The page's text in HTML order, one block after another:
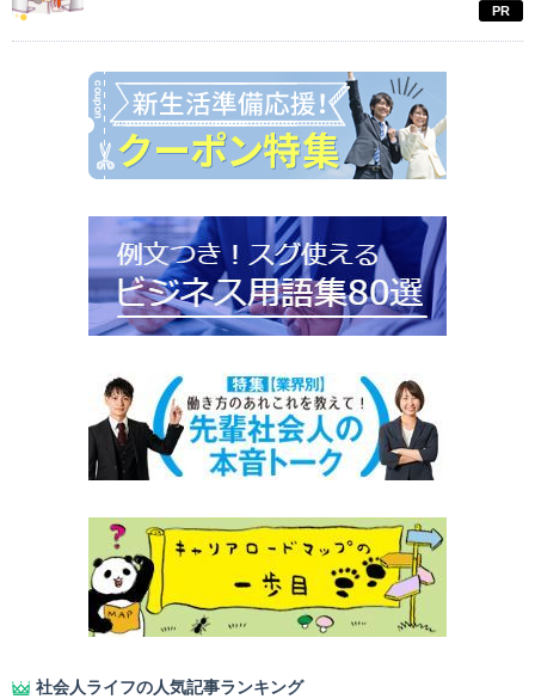
PR
社会人ライフの人気記事ランキング